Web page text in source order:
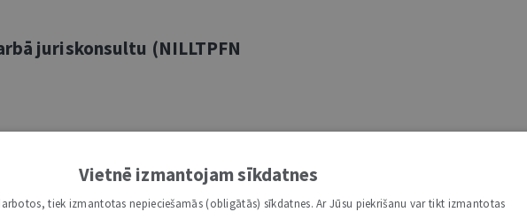
juriskonsultu (NILLTPFN
direktora vietnieku
Vietnē izmantojam sīkdatnes
tiek izmantotas nepieciešamās (obligātās) sīkdatnes. Ar Jūsu piekrišanu var tikt izmantotas